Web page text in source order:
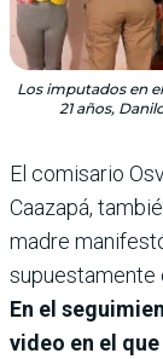
Los imputados en
21 años,
El comisario
Caazapá,
madre
supuestamente
En el
video en el